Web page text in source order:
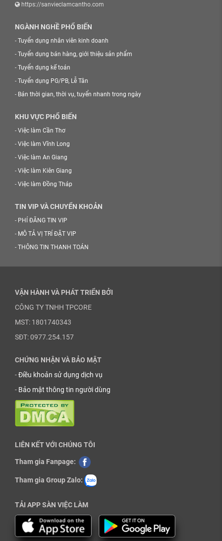
https://sanvieclamcantho.com
NGÀNH NGHỀ PHỔ BIẾN
- Tuyển dụng nhân viên kinh doanh
- Tuyển dụng bán hàng, giới thiệu sản phẩm
- Tuyển dụng kế toán
- Tuyển dụng PG/PB, Lễ Tân
- Bán thời gian, thời vụ, tuyển nhanh trong ngày
KHU VỰC PHỔ BIẾN
- Việc làm Cần Thơ
- Việc làm Vĩnh Long
- Việc làm An Giang
- Việc làm Kiên Giang
- Việc làm Đồng Tháp
TIN VIP VÀ CHUYỂN KHOẢN
- PHÍ ĐĂNG TIN VIP
- MÔ TẢ VỊ TRÍ ĐẶT VIP
- THÔNG TIN THANH TOÁN
VẬN HÀNH VÀ PHÁT TRIỂN BỞI
CÔNG TY TNHH TPCORE
MST: 1801740343
SĐT: 0977.254.157
CHỨNG NHẬN VÀ BẢO MẬT
-Điều khoản sử dụng dịch vụ
- Bảo mật thông tin người dùng
LIÊN KẾT VỚI CHÚNG TÔI
Tham gia Fanpage:
Tham gia Group Zalo:
TẢI APP SÀN VIỆC LÀM